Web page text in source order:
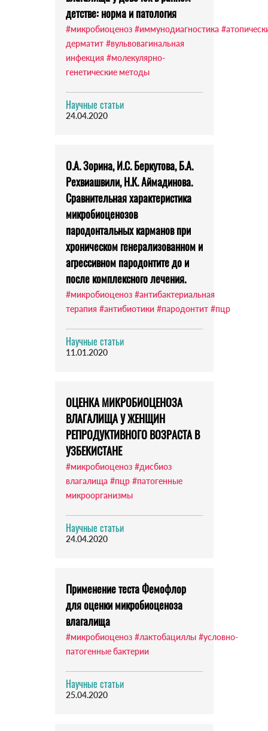
детстве: норма и патология
#микробиоценоз #иммунодиагностика
дерматит #вульвовагинальная
инфекция #молекулярно-
генетические методы
Научные статьи
24.04.2020
О.А. Зорина, И.С. Беркутова, Б.А.
Рехвиашвили, Н.К. Аймадинова.
Сравнительная характеристика
микробиоценозов
пародонтальных карманов при
хроническом генерализованном и
агрессивном пародонтите до и
после комплексного лечения.
#микробиоценоз #антибактериальная
терапия #антибиотики #пародонтит #пцр
Научные статьи
11.01.2020
ОЦЕНКА МИКРОБИОЦЕНОЗА
ВЛАГАЛИЩА У ЖЕНЩИН
РЕПРОДУКТИВНОГО ВОЗРАСТА В
УЗБЕКИСТАНЕ
#микробиоценоз #дисбиоз
влагалища #пцр #патогенные
микроорганизмы
Научные статьи
24.04.2020
Применение теста Фемофлор
для оценки микробиоценоза
влагалища
#микробиоценоз #лактобациллы #условно-
патогенные бактерии
Научные статьи
25.04.2020